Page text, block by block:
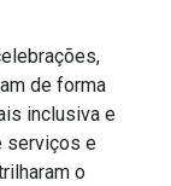
de forma
inclusiva e
serviços e
o